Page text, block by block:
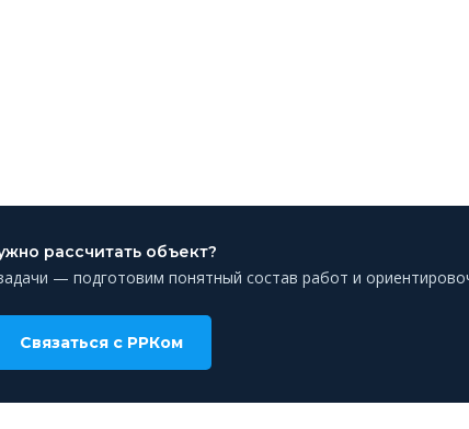
рассчитать объект?
— подготовим понятный состав работ и
Связаться с РРКом